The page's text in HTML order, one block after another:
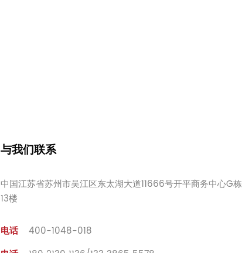
与我们联系
中国江苏省苏州市吴江区东太湖大道11666号开平商务中心G栋
13楼
电话
400-1048-018